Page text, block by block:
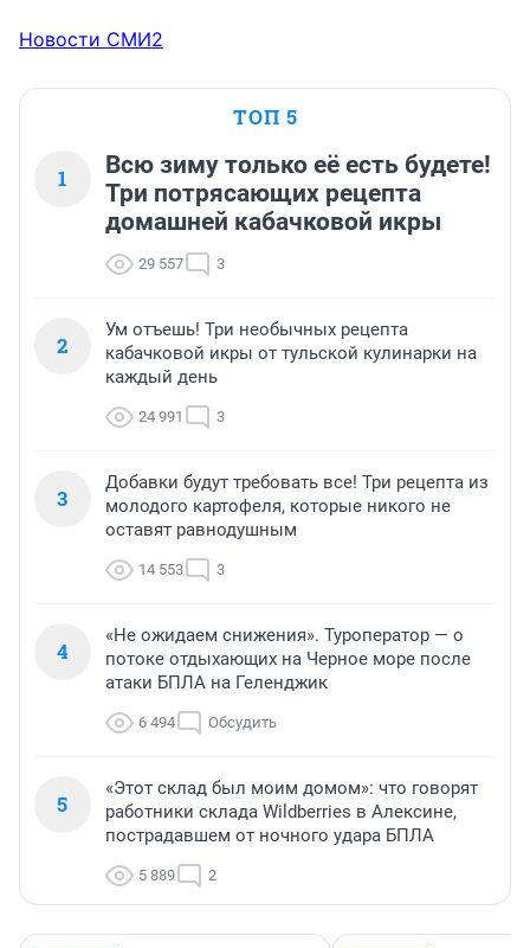
Новости СМИ2
ТОП 5
1
Всю зиму только её есть будете!
Три потрясающих рецепта
домашней кабачковой икры
29 557 3
2
Ум отъешь! Три необычных рецепта
кабачковой икры от тульской кулинарки на
каждый день
24 991 3
3
Добавки будут требовать все! Три рецепта из
молодого картофеля, которые никого не
оставят равнодушным
14 553 3
4
«Не ожидаем снижения». Туроператор — о
потоке отдыхающих на Черное море после
атаки БПЛА на Геленджик
6 494 Обсудить
5
«Этот склад был моим домом»: что говорят
работники склада Wildberries в Алексине,
пострадавшем от ночного удара БПЛА
5 889 2